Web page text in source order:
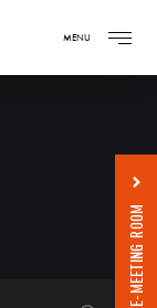
MENU
E-MEETING ROOM